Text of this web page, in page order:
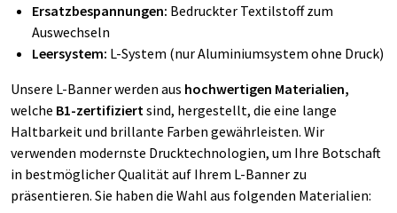
Ersatzbespannungen: Bedruckter Textilstoff zum
Auswechseln
Leersystem: L-System (nur Aluminiumsystem ohne Druck)
Unsere L-Banner werden aus hochwertigen Materialien,
welche B1-zertifiziert sind, hergestellt, die eine lange
Haltbarkeit und brillante Farben gewährleisten. Wir
verwenden modernste Drucktechnologien, um Ihre Botschaft
in bestmöglicher Qualität auf Ihrem L-Banner zu
präsentieren. Sie haben die Wahl aus folgenden Materialien: